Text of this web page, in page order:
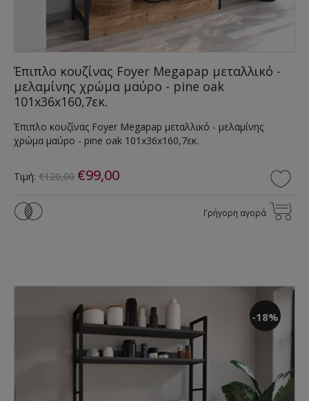
Έπιπλο κουζίνας Foyer Megapap μεταλλικό -
μελαμίνης χρώμα μαύρο - pine oak
101x36x160,7εκ.
Έπιπλο κουζίνας Foyer Megapap μεταλλικό - μελαμίνης
χρώμα μαύρο - pine oak 101x36x160,7εκ.
Τιμή: €120,00 €99,00
Γρήγορη αγορά
-18%